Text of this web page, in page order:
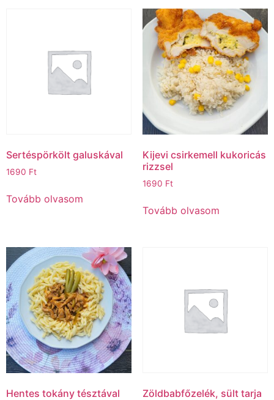
Sertéspörkölt galuskával
1690 Ft
Tovább olvasom
Kijevi csirkemell kukoricás
rizzsel
1690 Ft
Tovább olvasom
Hentes tokány tésztával Zöldbabfőzelék, sült tarja